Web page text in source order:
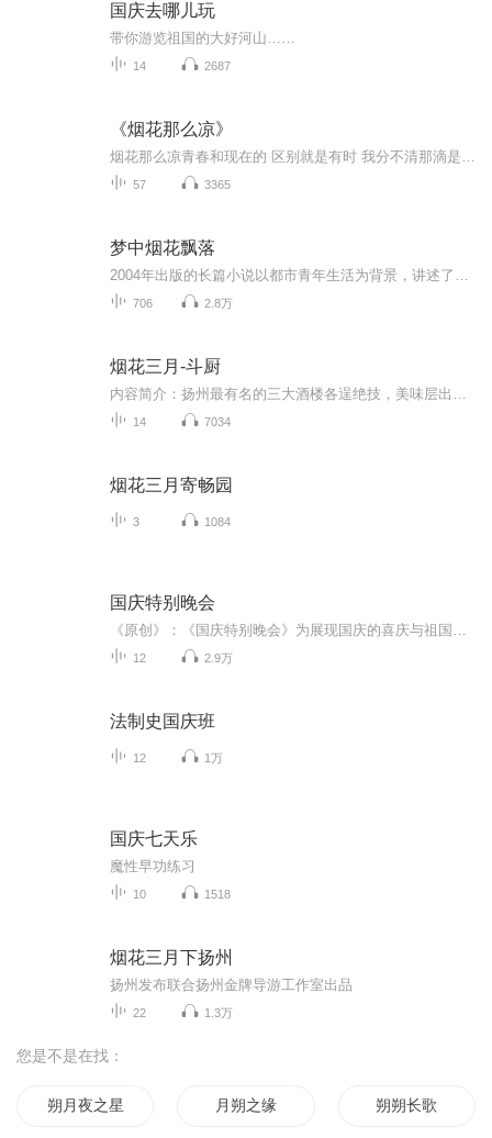
国庆去哪儿玩
带你游览祖国的大好河山……
14 2687
《烟花那么凉》
57 3365
梦中烟花飘落
706 2.8万
烟花三月-斗厨
14 7034
烟花三月寄畅园
3 1084
国庆特别晚会
12 2.9万
法制史国庆班
12 1万
国庆七天乐
魔性早功练习
10 1518
烟花三月下扬州
扬州发布联合扬州金牌导游工作室出品
22 1.3万
您是不是在找：
朔月夜之星 月朔之缘 朔朔长歌